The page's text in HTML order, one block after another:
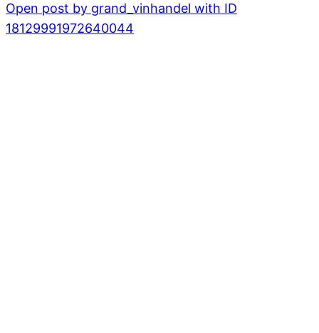
Open post by grand_vinhandel with ID
18129991972640044